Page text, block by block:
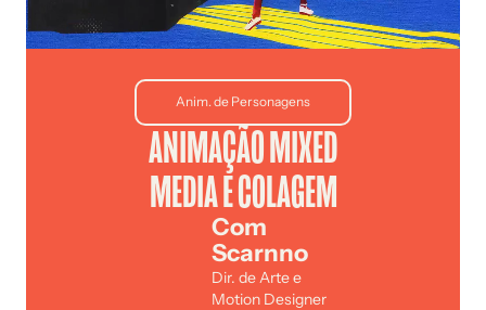
Anim. de Personagens
ANIMAÇÃO MIXED
MEDIA E COLAGEM
Com
Scarnno
Dir. de Arte e
Motion Designer